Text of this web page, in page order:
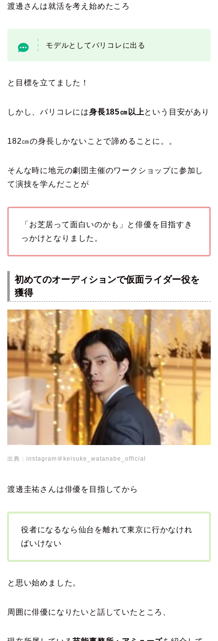
渡邊さんは就活を考え始めたころ
モデルとしてパリコレに出る
と目標を立てました！
しかし、パリコレには身長185㎝以上という目安があり
182㎝の身長しかないことで諦めることに。。
そんな時に地元の劇団主催のワークショップに参加し
て演技を学んだことが
「お芝居って面白いのかも」と俳優を目指すき
っかけとなりました。
初めてのオーディションで仮面ライダー役を
獲得
出典：instagram＠keisuke_watanabe_official
渡邊圭祐さんは俳優を目指してから
役者になるなら仙台を離れて東京に行かなけれ
ばいけない
と思い始めました。
周囲に俳優になりたいと話していたところ、